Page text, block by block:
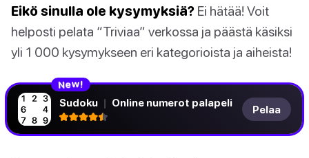
Eikö sinulla ole kysymyksiä? Ei hätää! Voit
helposti pelata “Triviaa” verkossa ja päästä käsiksi
yli 1 000 kysymykseen eri kategorioista ja aiheista!
New!
Sudoku | Online numerot palapeli
Pelaa